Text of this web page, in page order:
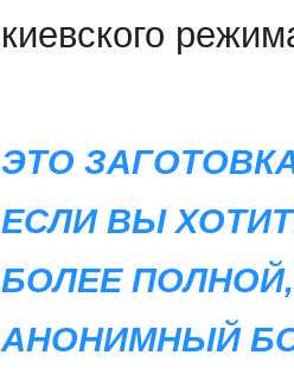
киевского
ЭТО
ЕСЛИ ВЫ
БОЛЕЕ
АНОНИМНЫЙ